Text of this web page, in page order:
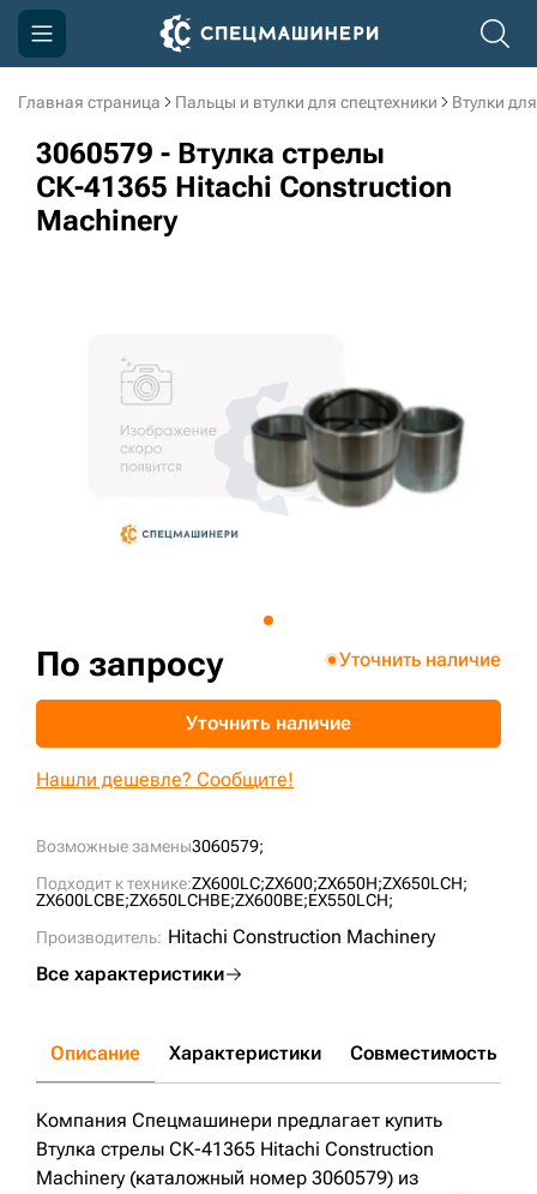
Главная страница Пальцы и втулки для спецтехники Втулки
3060579 - Втулка стрелы
СК-41365 Hitachi Construction
Machinery
Возможные замены3060579;
Подходит к технике:ZX600LC;ZX600;ZX650H;ZX650LCH;
ZX600LCBE;ZX650LCHBE;ZX600BE;EX550LCH;
Производитель: Hitachi Construction Machinery
Все характеристики
По запросу Уточнить наличие
Уточнить наличие
Нашли дешевле? Сообщите!
Описание Характеристики Совместимость
Компания Спецмашинери предлагает купить
Втулка стрелы СК-41365 Hitachi Construction
Machinery (каталожный номер 3060579) из
Компания
Акции
Доставка и оплата
3D тур по производству